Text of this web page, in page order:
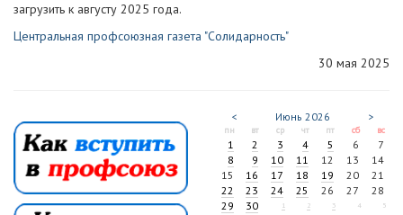
загрузить к августу 2025 года.
Центральная профсоюзная газета "Солидарность"
30 мая 2025
< Июнь 2026 >
пн вт ср чт пт сб вс
1 2 3 4 5 6
7
8
9 10 11 12 13
14
15
16 17 18 19 20
21
22
23 24 25 26 27
28
29
30 1 2 3 4 5